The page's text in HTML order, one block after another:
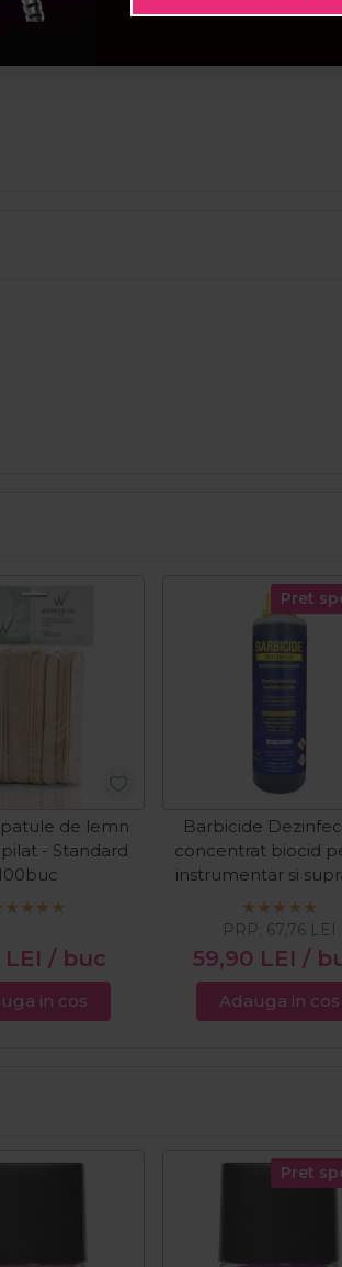
de lemn
- Standard
LEI / buc
in cos
Pret
Barbicide
concentrat biocid
instrumentar si
500ml
59,90 LEI /
PRP: 67,76 LEI
Adauga in cos
Pret